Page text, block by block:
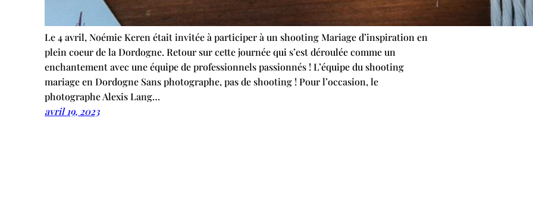
Le 4 avril, Noémie Keren était invitée à participer à un shooting Mariage d’inspiration en
plein coeur de la Dordogne. Retour sur cette journée qui s’est déroulée comme un
enchantement avec une équipe de professionnels passionnés ! L’équipe du shooting
mariage en Dordogne Sans photographe, pas de shooting ! Pour l’occasion, le
photographe Alexis Lang…
avril 19, 2023